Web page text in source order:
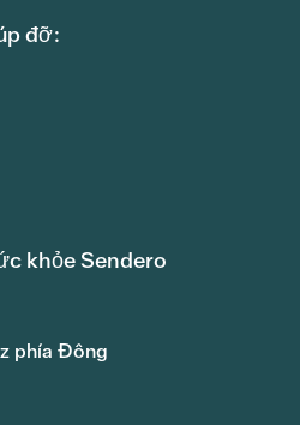
đỡ:
khỏe Sendero
phía Đông